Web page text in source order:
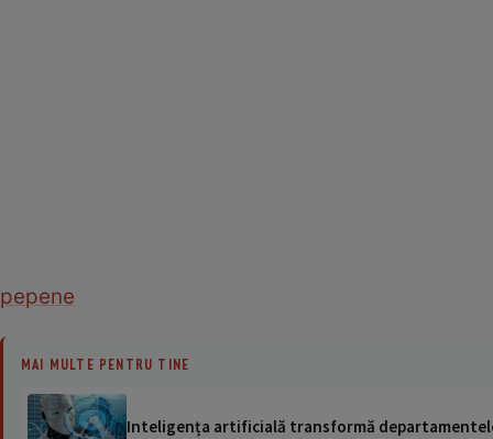
pepene
MAI MULTE PENTRU TINE
Inteligența artificială transformă